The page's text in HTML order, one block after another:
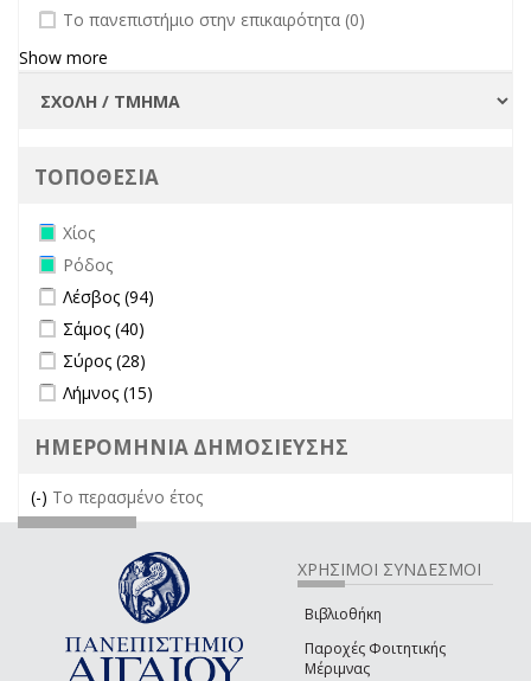
undefined
Το πανεπιστήμιο στην επικαιρότητα (0)
Show more
ΤΟΠΟΘΕΣΙΑ
Remove Χίος filter
Χίος
Remove Ρόδος filter
Ρόδος
Apply Λέσβος filter
Λέσβος (94)
Apply Σάμος filter
Σάμος (40)
Apply Σύρος filter
Σύρος (28)
Apply Λήμνος filter
Λήμνος (15)
ΗΜΕΡΟΜΗΝΙΑ ΔΗΜΟΣΙΕΥΣΗΣ
(-) Remove Το περασμένο έτος filter
Το περασμένο έτος
ΧΡΗΣΙΜΟΙ ΣΥΝΔΕΣΜΟΙ
Βιβλιοθήκη
Παροχές Φοιτητικής
Μέριμνας